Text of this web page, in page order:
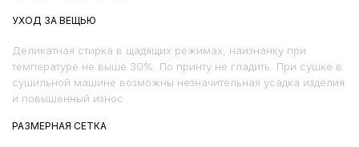
УХОД ЗА ВЕЩЬЮ
Деликатная стирка в щадящих режимах, наизнанку при
температуре не выше 30%. По принту не гладить. При сушке в
сушильной машине возможны незначительная усадка изделия
и повышенный износ
РАЗМЕРНАЯ СЕТКА